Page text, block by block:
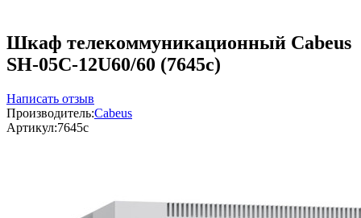
Шкаф телекоммуникационный Cabeus
SH-05C-12U60/60 (7645c)
Написать отзыв
Производитель:Cabeus
Артикул:7645c